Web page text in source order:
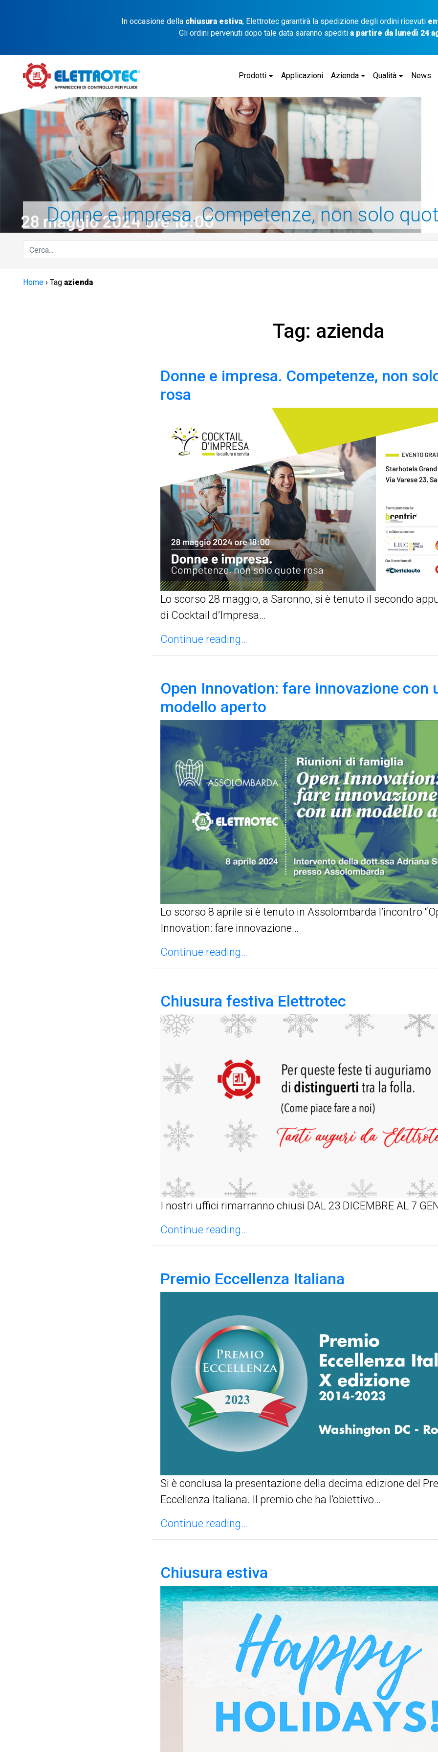
In occasione della chiusura estiva, Elettrotec garantirà la spedizione degli ordini ricevuti
Gli ordini pervenuti dopo tale data saranno spediti a partire da lunedì 24
Prodotti Applicazioni Azienda Qualità News
Donne e impresa. Competenze, non solo
Home › Tag azienda
Tag: azienda
Donne e impresa. Competenze, non
rosa
Lo scorso 28 maggio, a Saronno, si è tenuto il secondo
di Cocktail d’Impresa…
Continue reading...
Open Innovation: fare innovazione con
modello aperto
Lo scorso 8 aprile si è tenuto in Assolombarda l’incontro
Innovation: fare innovazione…
Continue reading...
Chiusura festiva Elettrotec
I nostri uffici rimarranno chiusi DAL 23 DICEMBRE AL 7
Continue reading...
Premio Eccellenza Italiana
Si è conclusa la presentazione della decima edizione del
Eccellenza Italiana. Il premio che ha l’obiettivo…
Continue reading...
Chiusura estiva